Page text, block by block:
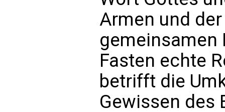
Armen und
gemeinsamen
Fasten echte
betrifft die
Gewissen des